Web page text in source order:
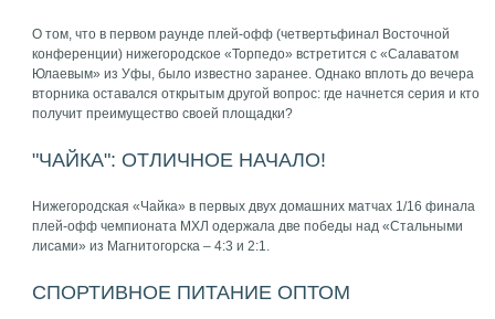
О том, что в первом раунде плей-офф (четвертьфинал Восточной
конференции) нижегородское «Торпедо» встретится с «Салаватом
Юлаевым» из Уфы, было известно заранее. Однако вплоть до вечера
вторника оставался открытым другой вопрос: где начнется серия и кто
получит преимущество своей площадки?
"ЧАЙКА": ОТЛИЧНОЕ НАЧАЛО!
Нижегородская «Чайка» в первых двух домашних матчах 1/16 финала
плей-офф чемпионата МХЛ одержала две победы над «Стальными
лисами» из Магнитогорска – 4:3 и 2:1.
СПОРТИВНОЕ ПИТАНИЕ ОПТОМ